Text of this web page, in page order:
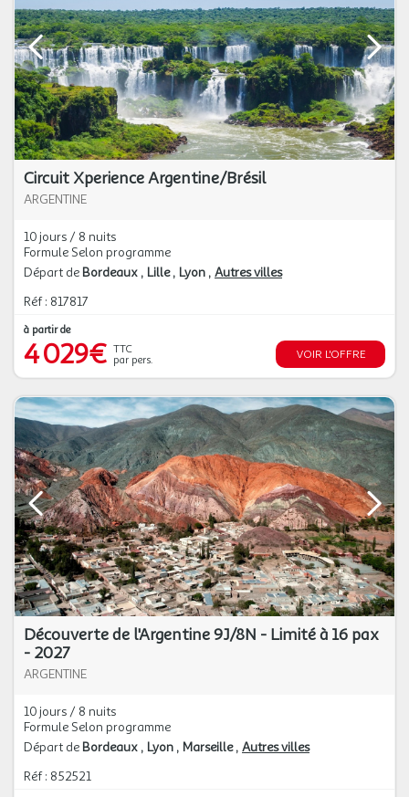
Circuit Xperience Argentine/Brésil
ARGENTINE
10 jours / 8 nuits
Formule Selon programme
Départ de Bordeaux Lille Lyon Autres villes
Réf : 817817
à partir de
4 029€ TTC
par pers.
VOIR L'OFFRE
Découverte de l'Argentine 9J/8N - Limité à 16 pax
- 2027
ARGENTINE
10 jours / 8 nuits
Formule Selon programme
Départ de Bordeaux Lyon Marseille Autres villes
Réf : 852521